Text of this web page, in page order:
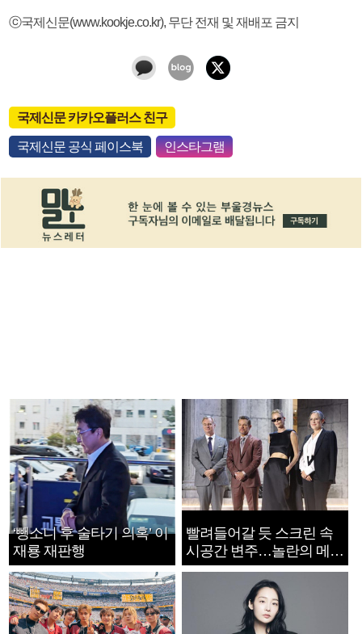
ⓒ국제신문(www.kookje.co.kr), 무단 전재 및 재배포 금지
국제신문 카카오플러스 친구
국제신문 공식 페이스북 인스타그램
‘뺑소니 후 술타기 의혹’ 이
재룡 재판행
빨려들어갈 듯 스크린 속
시공간 변주…놀란의 메시
지는 ‘전쟁 속죄’